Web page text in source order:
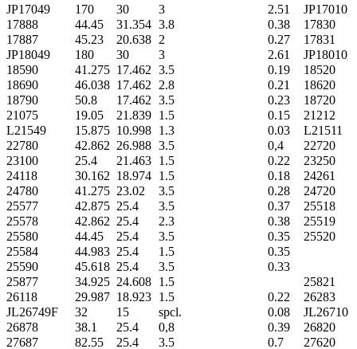
JP17049
170 30 3 2.51
JP17010
17888
44.45 31.354 3.8 0.38
17830
17887
45.23 20.638 2 0.27
17831
JP18049
180 30 3 2.61
JP18010
18590
41.275 17.462 3.5 0.19
18520
18690
46.038 17.462 2.8 0.21
18620
18790
50.8 17.462 3.5 0.23
18720
21075
19.05 21.839 1.5 0.15
21212
L21549
15.875 10.998 1.3 0.03
L21511
22780
42.862 26.988 3.5 0,4
22720
23100
25.4 21.463 1.5 0.22
23250
24118
30.162 18.974 1.5 0.18
24261
24780
41.275 23.02 3.5 0.28
24720
25577
42.875 25.4 3.5 0.37
25518
25578
42.862 25.4 2.3 0.38
25519
25580
44.45 25.4 3.5 0.35
25520
25584
44.983 25.4 1.5
0.35
25590
45.618 25.4 3.5
0.33
25877
34.925 24.608 1.5
25821
26118
29.987 18.923 1.5 0.22
26283
JL26749F
32 15 spcl. 0.08
JL26710
26878
38.1 25.4 0,8 0.39
26820
27687
82.55 25.4 3.5 0.7
27620